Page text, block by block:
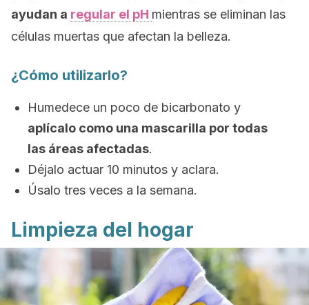
ayudan a regular el pH mientras se eliminan las
células muertas que afectan la belleza.
¿Cómo utilizarlo?
Humedece un poco de bicarbonato y
aplícalo como una mascarilla por todas
las áreas afectadas.
Déjalo actuar 10 minutos y aclara.
Úsalo tres veces a la semana.
Limpieza del hogar